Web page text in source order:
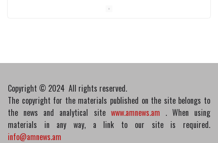
10/03/2026
Copyright © 2024 All rights reserved.
The copyright for the materials published on the site belongs to
the news and analytical site www.amnews.am . When using
materials in any way, a link to our site is required.
info@amnews.am